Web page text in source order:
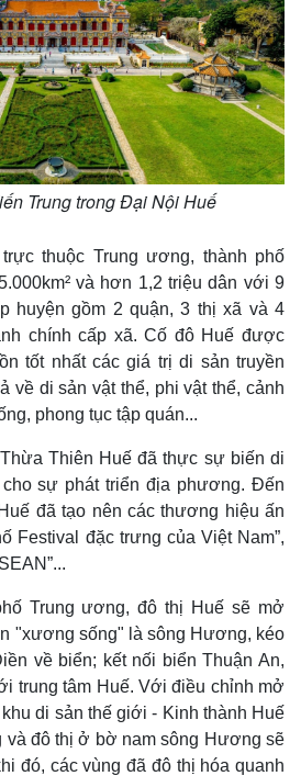
Vũ khí
Việt Nam
Phân tích
Trung trong Đại Nội Huế
thuộc Trung ương, thành phố
và hơn 1,2 triệu dân với 9
huyện gồm 2 quận, 3 thị xã và 4
chính cấp xã. Cố đô Huế được
tốt nhất các giá trị di sản truyền
về di sản vật thể, phi vật thể, cảnh
phong tục tập quán...
Thiên Huế đã thực sự biến di
sự phát triển địa phương. Đến
đã tạo nên các thương hiệu ấn
Festival đặc trưng của Việt Nam”,
Trung ương, đô thị Huế sẽ mở
"xương sống" là sông Hương, kéo
về biển; kết nối biển Thuận An,
trung tâm Huế. Với điều chỉnh mở
di sản thế giới - Kinh thành Huế
đô thị ở bờ nam sông Hương sẽ
đó, các vùng đã đô thị hóa quanh